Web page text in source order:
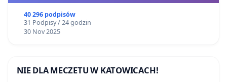
40 296 podpisów
31 Podpisy / 24 godzin
30 Nov 2025
NIE DLA MECZETU W KATOWICACH!